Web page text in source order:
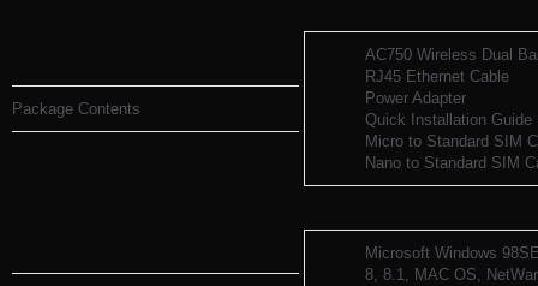
Package Contents
AC750 Wireless Dual
RJ45 Ethernet Cable
Power Adapter
Quick Installation Guide
Micro to Standard SIM
Nano to Standard SIM
Microsoft Windows
8, 8.1, MAC OS,